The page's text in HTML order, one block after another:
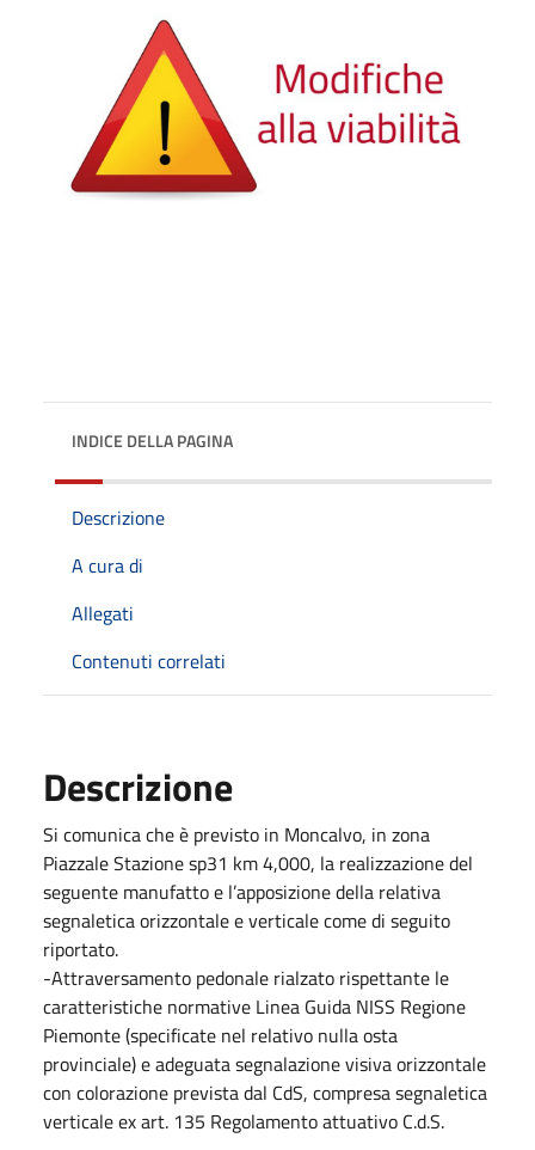
INDICE DELLA PAGINA
Descrizione
A cura di
Allegati
Contenuti correlati
Descrizione
Si comunica che è previsto in Moncalvo, in zona
Piazzale Stazione sp31 km 4,000, la realizzazione del
seguente manufatto e l’apposizione della relativa
segnaletica orizzontale e verticale come di seguito
riportato.
-Attraversamento pedonale rialzato rispettante le
caratteristiche normative Linea Guida NISS Regione
Piemonte (specificate nel relativo nulla osta
provinciale) e adeguata segnalazione visiva orizzontale
con colorazione prevista dal CdS, compresa segnaletica
verticale ex art. 135 Regolamento attuativo C.d.S.